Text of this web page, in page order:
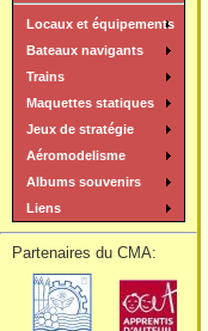
Locaux et équipements
Bateaux navigants
Trains
Maquettes statiques
Jeux de stratégie
Aéromodelisme
Albums souvenirs
Liens
Partenaires du CMA: